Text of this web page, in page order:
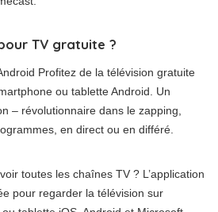
TV gratuite ?
Profitez de la télévision gratuite
ou tablette Android. Un
– révolutionnaire dans le zapping,
en direct ou en différé.
toutes les chaînes TV ? L’application
pour regarder la télévision sur